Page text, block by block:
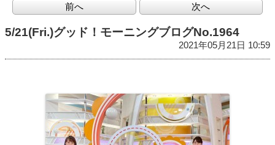
前へ 次へ
5/21(Fri.)グッド！モーニングブログNo.1964
2021年05月21日 10:59